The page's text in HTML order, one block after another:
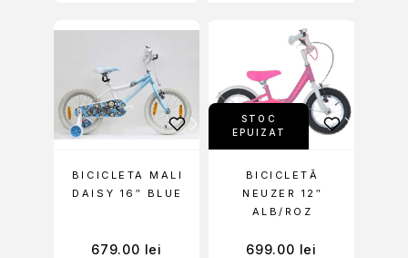
BICICLETA MALI
DAISY 16″ BLUE
679.00 lei
STOC
EPUIZAT
BICICLETĂ
NEUZER 12″
ALB/ROZ
699.00 lei